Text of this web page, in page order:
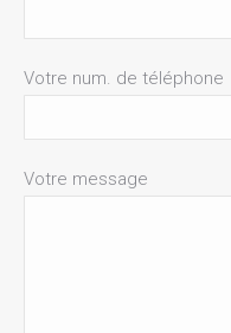
Votre num. de téléphone
Votre message